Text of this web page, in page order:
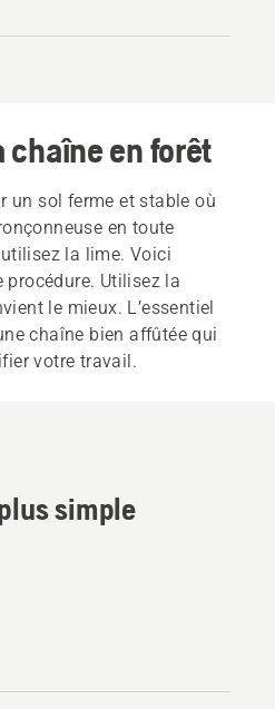
chaîne en forêt
un sol ferme et stable où
en toute
la lime. Voici
procédure. Utilisez la
le mieux. L’essentiel
chaîne bien affûtée qui
votre travail.
simple